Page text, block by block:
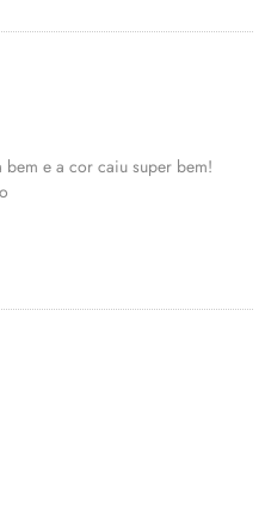
e a cor caiu super bem!